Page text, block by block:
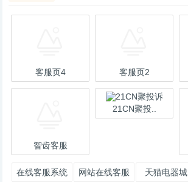
客服页4 客服页2
智齿客服
21CN聚投..
在线客服系统
网站在线客服
天猫电器城